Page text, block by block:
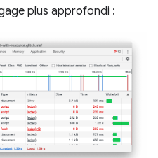
plus approfondi :